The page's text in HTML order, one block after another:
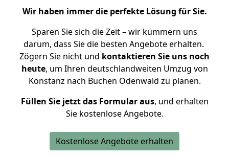
Wir haben immer die perfekte Lösung für Sie.
Sparen Sie sich die Zeit – wir kümmern uns
darum, dass Sie die besten Angebote erhalten.
Zögern Sie nicht und kontaktieren Sie uns noch
heute, um Ihren deutschlandweiten Umzug von
Konstanz nach Buchen Odenwald zu planen.
Füllen Sie jetzt das Formular aus, und erhalten
Sie kostenlose Angebote.
Kostenlose Angebote erhalten